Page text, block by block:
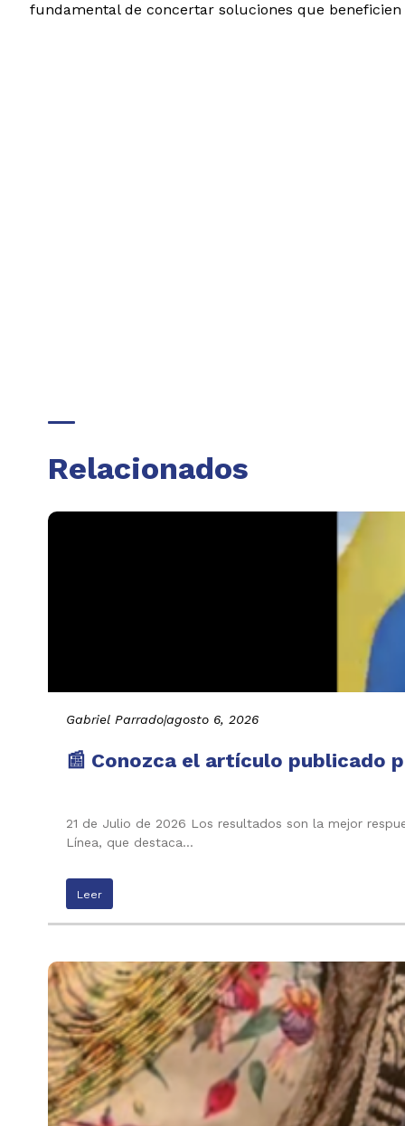
fundamental de concertar soluciones que beneficien
Relacionados
Gabriel Parrado|agosto 6, 2026
📰 Conozca el artículo publicado
21 de Julio de 2026 Los resultados son la mejor
Línea, que destaca…
Leer